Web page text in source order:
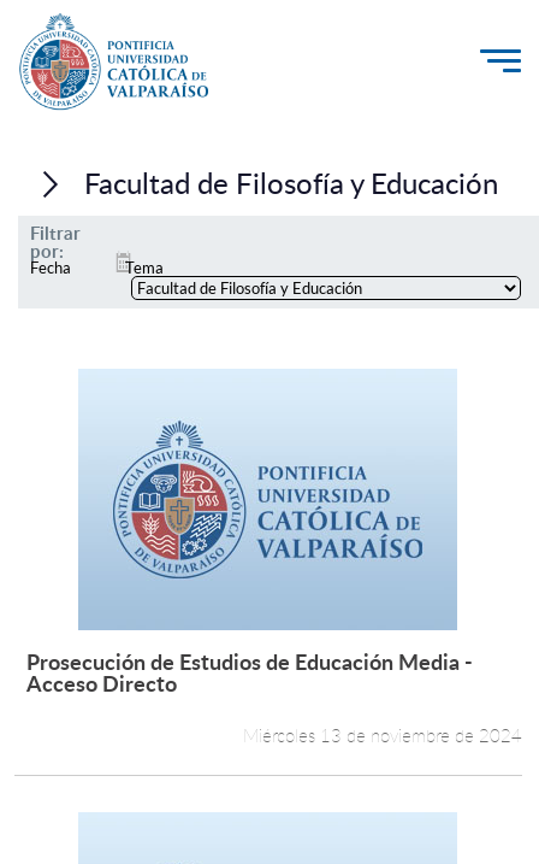
Investigación, Creación e Innovación
PUCV Internacional
Vinculación con el Medio
Admisión
Formación Continua
Académicos
Funcionarios
Facultad de Filosofía y Educación
Filtrar
por:
Fecha Tema
Leer más +
Prosecución de Estudios de Educación Media -
Acceso Directo
Miércoles 13 de noviembre de 2024